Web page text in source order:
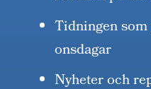
Tidningen
onsdagar
Nyheter och